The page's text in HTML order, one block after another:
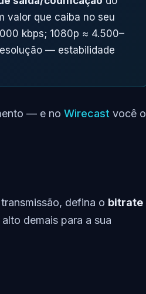
valor que caiba no seu
kbps; 1080p ≈ 4.500–
— estabilidade
— e no Wirecast você o
defina o bitrate
demais para a sua